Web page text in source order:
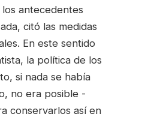
antecedentes
citó las medidas
En este sentido
la política de los
si nada se había
no era posible -
conservarlos así en